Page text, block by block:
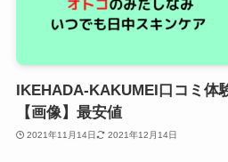
IKEHADA-KAKUMEI口コミ体
【画像】最安値
2021年11月14日 2021年12月14日